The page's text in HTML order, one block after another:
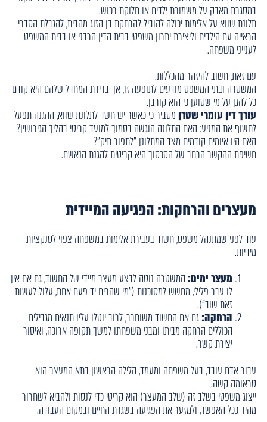
במסגרת מאבק על משמורת ילדים או חלוקת רכוש.
תלונת שווא על אלימות יכולה להוביל להרחקת בן הזוג מהבית, להגבלת הסדרי
הראייה עם הילדים וליצירת יתרון משפטי בבית הדין הרבני או בבית המשפט
לענייני משפחה.
עם זאת, חשוב להיזהר מהכללות.
המשטרה ובתי המשפט מודעים לתופעה זו, אך ברירת המחדל שלהם היא קודם
כל להגן על מי שטוען כי הוא קורבן.
עורך דין עומרי שטרן מסביר כי כאשר יש חשד לתלונת שווא, ההגנה תפעל
לחשוף את המניע: האם התלונה הוגשה בסמוך למועד קריטי בהליך הגירושין?
האם היו איומים קודמים מצד המתלונן "לתפור תיק"?
חשיפת ההקשר הרחב של הסכסוך היא קריטית להגנת הנאשם.
מעצרים והרחקות: הפגיעה המיידית
עוד לפני שמתנהל משפט, חשוד בעבירת אלימות במשפחה צפוי לסנקציות
מידיות.
מעצר ימים:המשטרה נוטה לבצע מעצר מיידי של החשוד, גם אם אין
לו עבר פלילי, מחשש למסוכנות ("מי שהרים יד פעם אחת, עלול לעשות
זאת שוב").
הרחקה:גם אם החשוד משוחרר, לרוב יוטלו עליו תנאים מגבילים
הכוללים הרחקה מביתו ומבני משפחתו למשך תקופה ארוכה, ואיסור
יצירת קשר.
עבור אדם עובד, בעל משפחה ומעמד, הלילה הראשון בתא המעצר הוא
טראומה קשה.
ייצוג משפטי בשלב זה (שלב המעצר) הוא קריטי כדי לנסות ולהביא לשחרור
מהיר ככל האפשר, ולמזער את הפגיעה בשגרת החיים ובמקום העבודה.